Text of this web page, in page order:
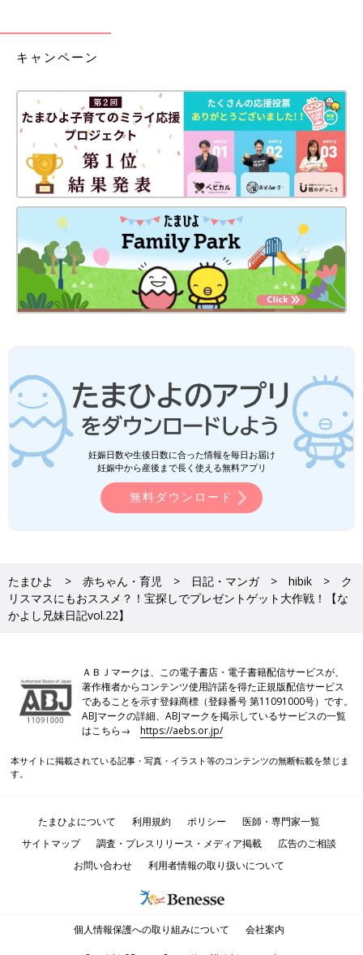
キャンペーン
妊娠日数や生後日数に合った情報を毎日お届け
妊娠中から産後まで長く使える無料アプリ
無料ダウンロード
たまひよ 赤ちゃん・育児 日記・マンガ hibik
ク
リスマスにもおススメ？！宝探しでプレゼントゲット大作戦！【な
かよし兄妹日記vol.22】
ＡＢＪマークは、この電子書店・電子書籍配信サービスが、
著作権者からコンテンツ使用許諾を得た正規版配信サービス
であることを示す登録商標（登録番号 第11091000号）です。
ABJマークの詳細、ABJマークを掲示しているサービスの一覧
はこちら→https://aebs.or.jp/
本サイトに掲載されている記事・写真・イラスト等のコンテンツの無断転載を禁じま
す。
たまひよについて 利用規約 ポリシー
医師・専門家一覧
サイトマップ
調査・プレスリリース・メディア掲載
広告のご相談
お問い合わせ
利用者情報の取り扱いについて
個人情報保護への取り組みについて 会社案内